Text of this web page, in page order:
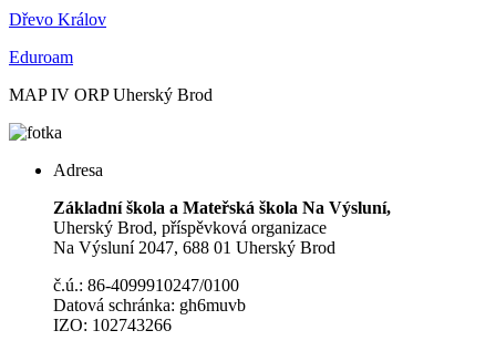
Dřevo Králov
Eduroam
MAP IV ORP Uherský Brod
Adresa
Základní škola a Mateřská škola Na Výsluní,
Uherský Brod, příspěvková organizace
Na Výsluní 2047, 688 01 Uherský Brod
č.ú.: 86-4099910247/0100
Datová schránka: gh6muvb
IZO: 102743266